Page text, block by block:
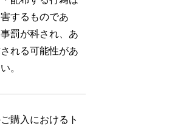
するものであ
罰が科され、あ
れる可能性があ
。
購入におけるト